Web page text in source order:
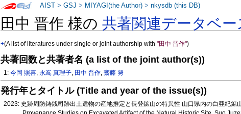
田中 晋作 様の共著関連データベー
+(A list of literatures under single or joint authorship with"田中 晋作")
共著回数と共著者名 (a list of the joint author(s))
1:今岡 照喜,永嶌 真理子, 田中 晋作,齋藤 努
発行年とタイトル (Title and year of the issue(s))
2023: 史跡周防鋳銭司跡出土遺物の産地推定と長登鉱山の特異性 山口県内の白亜紀鉱
AIST >GSJ > MIYAGI(the Author) >nkysdb (this DB)